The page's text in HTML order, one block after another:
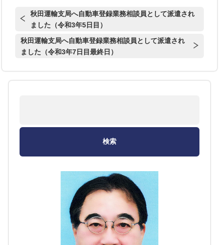
秋田運輸支局へ自動車登録業務相談員として派遣され
ました（令和3年5日目）
秋田運輸支局へ自動車登録業務相談員として派遣され
ました（令和3年7日目最終日）